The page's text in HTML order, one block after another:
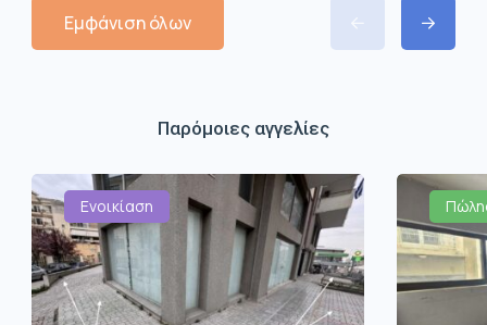
Εμφάνιση όλων
Παρόμοιες αγγελίες
Ενοικίαση